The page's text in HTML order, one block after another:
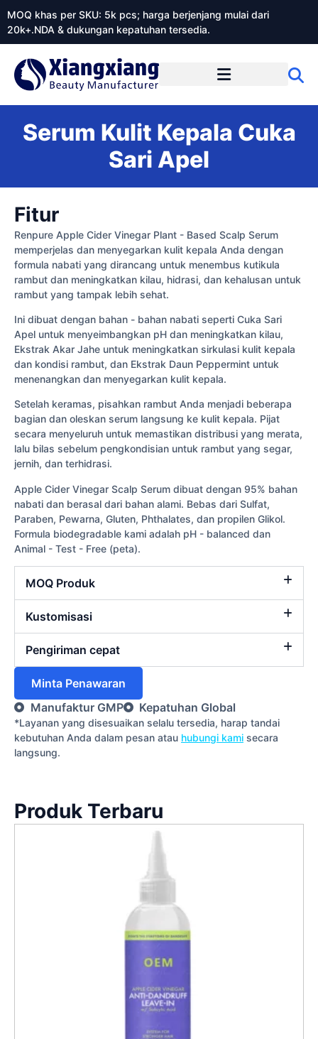
MOQ khas per SKU: 5k pcs; harga berjenjang mulai dari
20k+.NDA & dukungan kepatuhan tersedia.
Serum Kulit Kepala Cuka
Sari Apel
Fitur
Renpure Apple Cider Vinegar Plant - Based Scalp Serum
memperjelas dan menyegarkan kulit kepala Anda dengan
formula nabati yang dirancang untuk menembus kutikula
rambut dan meningkatkan kilau, hidrasi, dan kehalusan untuk
rambut yang tampak lebih sehat.
Ini dibuat dengan bahan - bahan nabati seperti Cuka Sari
Apel untuk menyeimbangkan pH dan meningkatkan kilau,
Ekstrak Akar Jahe untuk meningkatkan sirkulasi kulit kepala
dan kondisi rambut, dan Ekstrak Daun Peppermint untuk
menenangkan dan menyegarkan kulit kepala.
Setelah keramas, pisahkan rambut Anda menjadi beberapa
bagian dan oleskan serum langsung ke kulit kepala. Pijat
secara menyeluruh untuk memastikan distribusi yang merata,
lalu bilas sebelum pengkondisian untuk rambut yang segar,
jernih, dan terhidrasi.
Apple Cider Vinegar Scalp Serum dibuat dengan 95% bahan
nabati dan berasal dari bahan alami. Bebas dari Sulfat,
Paraben, Pewarna, Gluten, Phthalates, dan propilen Glikol.
Formula biodegradable kami adalah pH - balanced dan
Animal - Test - Free (peta).
MOQ Produk
Kustomisasi
Pengiriman cepat
Minta Penawaran
Manufaktur GMP
Kepatuhan Global
*Layanan yang disesuaikan selalu tersedia, harap tandai
kebutuhan Anda dalam pesan atau hubungi kami secara
langsung.
Produk Terbaru